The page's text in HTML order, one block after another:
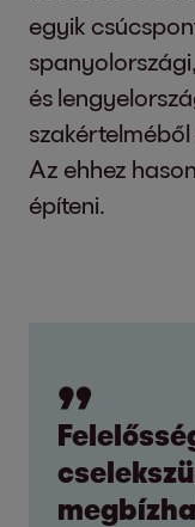
egyik
és
Az ehhez
építeni.